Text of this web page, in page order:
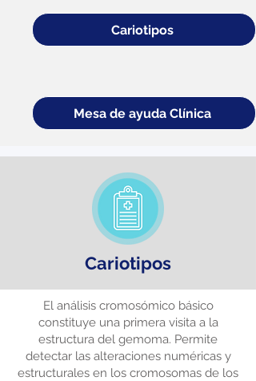
Cariotipos
Mesa de ayuda Clínica
Cariotipos
El análisis cromosómico básico
constituye una primera visita a la
estructura del gemoma. Permite
detectar las alteraciones numéricas y
estructurales en los cromosomas de los